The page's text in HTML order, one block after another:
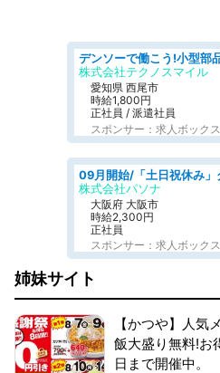
株式会社テクノスマイル
愛知県 西尾市
時給1,800円
正社員 / 派遣社員
スポンサー：求人ボックス
株式会社パソナ
大阪府 大阪市
時給2,300円
正社員
スポンサー：求人ボックス
姉妹サイト
【かつや】人気
飯大盛り無料!お
日まで開催中。